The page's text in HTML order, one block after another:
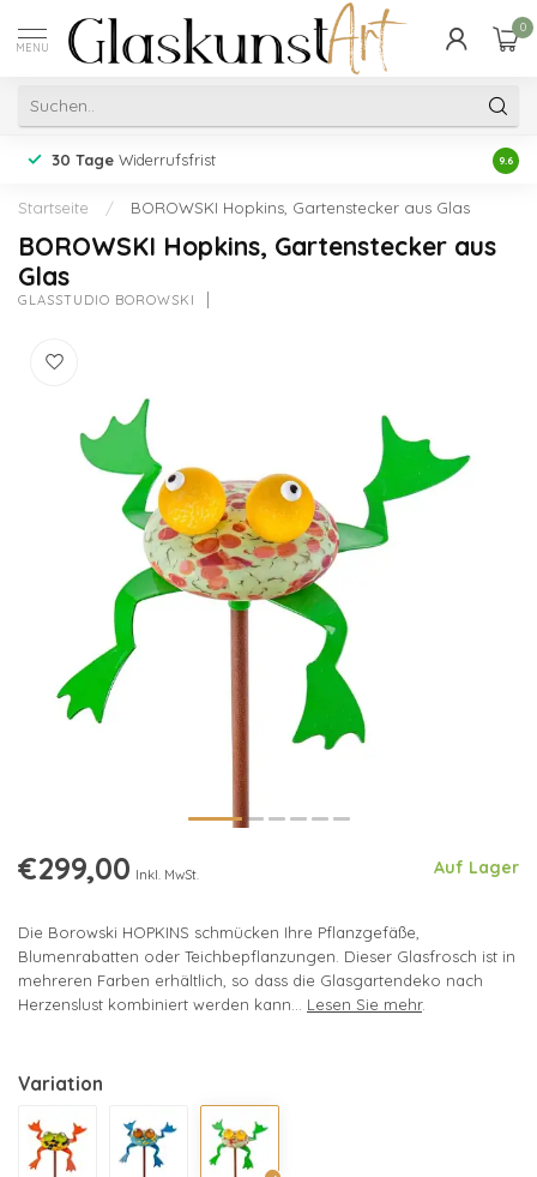
MENU
0
30 Tage Widerrufsfrist 9.6
Startseite / BOROWSKI Hopkins, Gartenstecker aus Glas
BOROWSKI Hopkins, Gartenstecker aus
Glas
GLASSTUDIO BOROWSKI
€299,00 Inkl. MwSt. Auf Lager
Die Borowski HOPKINS schmücken Ihre Pflanzgefäße,
Blumenrabatten oder Teichbepflanzungen. Dieser Glasfrosch ist in
mehreren Farben erhältlich, so dass die Glasgartendeko nach
Herzenslust kombiniert werden kann... Lesen Sie mehr.
Variation